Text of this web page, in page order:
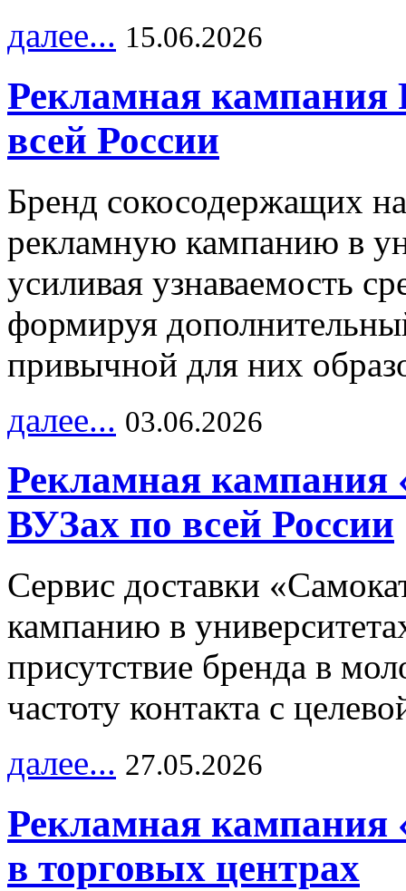
далее... 15.06.2026
Рекламная
всей России
Бренд сокосодержащих
рекламную кампанию в
усиливая узнаваемость
формируя
привычной для них
далее... 03.06.2026
Рекламная кампания
ВУЗах по всей России
Сервис доставки
кампанию в
присутствие бренда в
частоту контакта с
далее... 27.05.2026
Рекламная кампания
в торговых центрах